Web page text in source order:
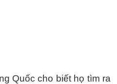
Quốc cho biết họ tìm ra